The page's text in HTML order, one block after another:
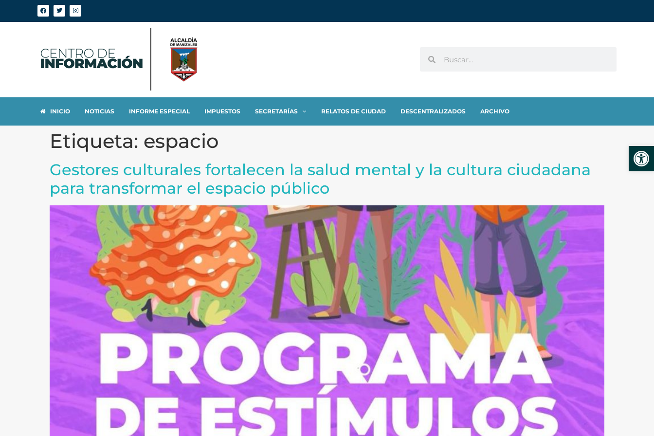
INICIO NOTICIAS INFORME ESPECIAL IMPUESTOS SECRETARÍAS RELATOS DE CIUDAD DESCENTRALIZADOS ARCHIVO
Etiqueta: espacio
Gestores culturales fortalecen la salud mental y la cultura ciudadana
para transformar el espacio público